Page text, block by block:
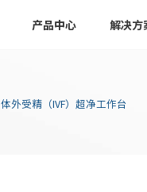
产品中心 解决方
体外受精（IVF）超净工作台